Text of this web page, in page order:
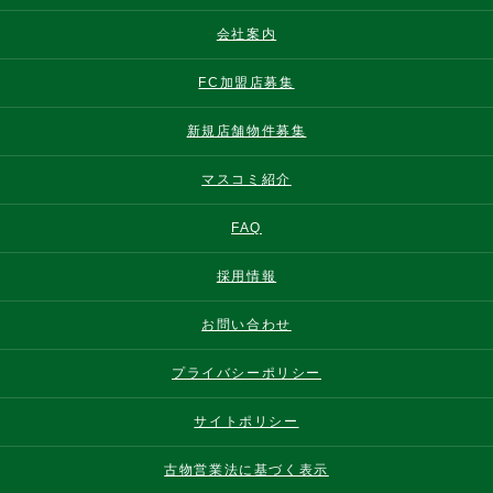
会社案内
FC加盟店募集
新規店舗物件募集
マスコミ紹介
FAQ
採用情報
お問い合わせ
プライバシーポリシー
サイトポリシー
古物営業法に基づく表示